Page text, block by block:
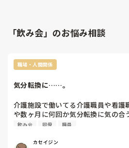
「飲み会」のお悩み相談
職場・人間関係
気分転換に……。
介護施設で働いてる介護職員や看護
や数ヶ月に何回か気分転換に気の合
同士で飲み会に行くこととかありま
飲み会 同僚 職員
カセイジン